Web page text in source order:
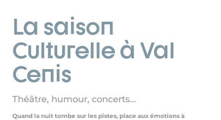
La saison
Culturelle à Val
Cenis
Théâtre, humour, concerts…
Quand la nuit tombe sur les pistes, place aux émotions à